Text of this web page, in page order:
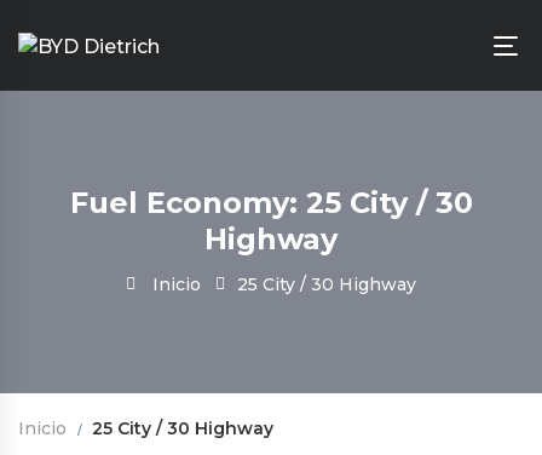
Fuel Economy: 25 City / 30
Highway
Inicio 25 City / 30 Highway
Inicio 25 City / 30 Highway